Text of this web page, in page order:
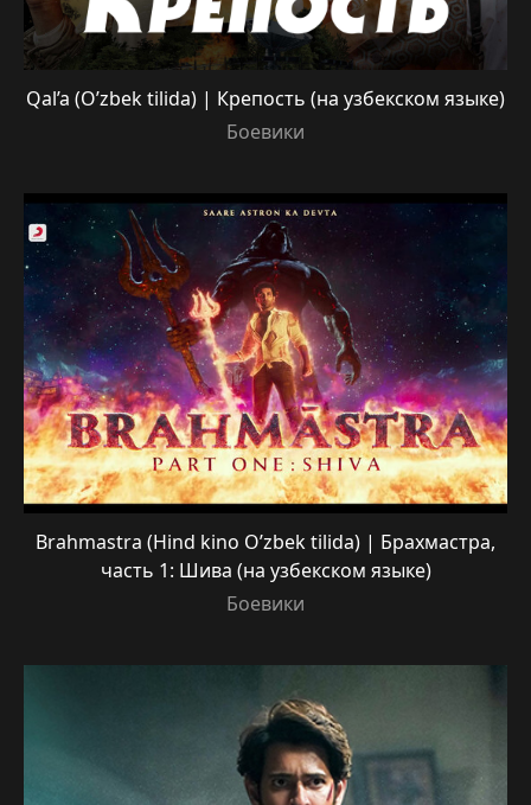
Qal’a (O’zbek tilida) | Крепость (на узбекском языке)
Боевики
Brahmastra (Hind kino O’zbek tilida) | Брахмастра,
часть 1: Шива (на узбекском языке)
Боевики